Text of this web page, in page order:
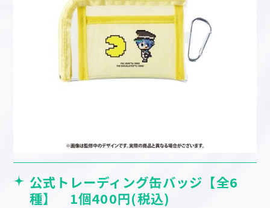
公式トレーディング缶バッジ【全6
種】 1個400円(税込)